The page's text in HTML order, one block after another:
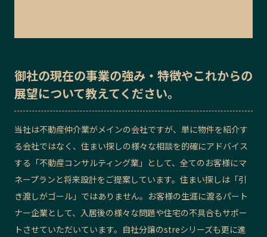
御社の現在の事業の強み・特徴やこれからの
展望について教えてください。
当社は不動産仲介業がメインの会社ですが、単に物件を紹介す
る会社ではなく、住まい探しの様々な相談を的確にアドバイス
する「不動産コンサルティング業」として、全てのお客様にマ
ネープランと将来設計をご提案しています。住まい探しは「引
き渡しがゴール」ではありません。お客様の生涯に渡るパート
ナー企業として、入居後の様々な問題や住宅の不具合もサポー
トさせていただいています。自社分譲のstreシリーズも更に進